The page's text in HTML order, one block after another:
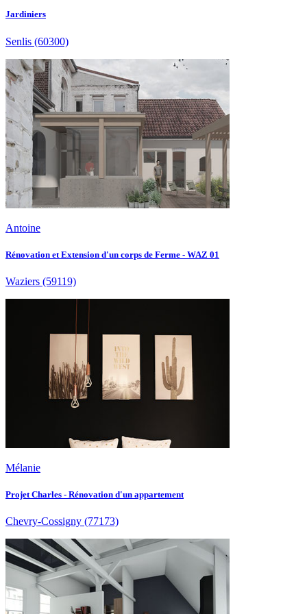
Jardiniers
Senlis (60300)
Antoine
Rénovation et Extension d'un corps de Ferme - WAZ 01
Waziers (59119)
Mélanie
Projet Charles - Rénovation d'un appartement
Chevry-Cossigny (77173)